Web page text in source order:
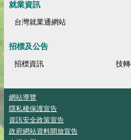
就業資訊
台灣就業通網站
招標及公告
招標資訊 技
網站導覽
隱私權保護宣告
資訊安全政策宣告
政府網站資料開放宣告